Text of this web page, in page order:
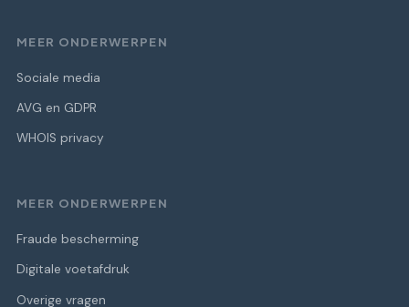
MEER ONDERWERPEN
Sociale media
AVG en GDPR
WHOIS privacy
MEER ONDERWERPEN
Fraude bescherming
Digitale voetafdruk
Overige vragen